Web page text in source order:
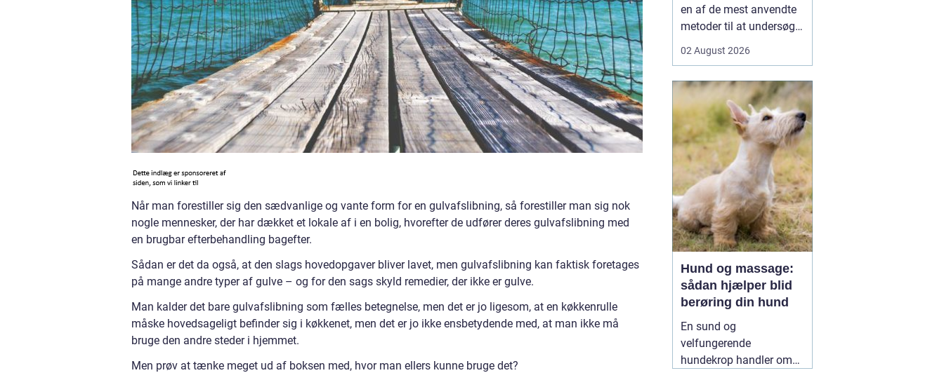
Når man forestiller sig den sædvanlige og vante form for en gulvafslibning, så forestiller man sig nok
nogle mennesker, der har dækket et lokale af i en bolig, hvorefter de udfører deres gulvafslibning med
en brugbar efterbehandling bagefter.
Sådan er det da også, at den slags hovedopgaver bliver lavet, men gulvafslibning kan faktisk foretages
på mange andre typer af gulve – og for den sags skyld remedier, der ikke er gulve.
Man kalder det bare gulvafslibning som fælles betegnelse, men det er jo ligesom, at en køkkenrulle
måske hovedsageligt befinder sig i køkkenet, men det er jo ikke ensbetydende med, at man ikke må
bruge den andre steder i hjemmet.
Men prøv at tænke meget ud af boksen med, hvor man ellers kunne bruge det?
en af de mest anvendte
metoder til at undersøge
kroppen på en hurtig og
mennesker møder før
eller siden denne
undersøgelsesform i
forbindelse med ulykker,
smerter i led eller ryg, e...
02 August 2026
Hund og massage:
sådan hjælper blid
berøring din hund
En sund og
velfungerende
hundekrop handler om